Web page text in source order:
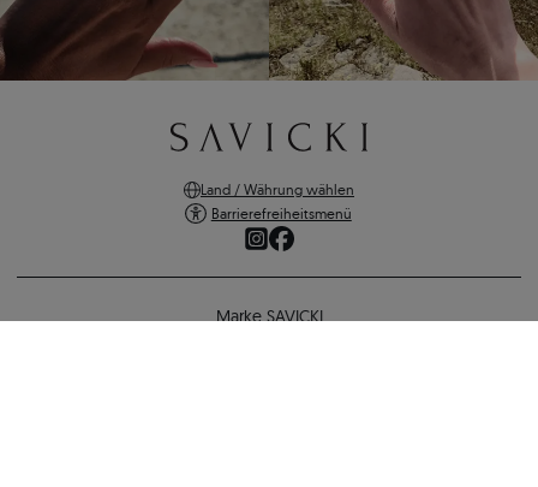
Land / Währung wählen
Barrierefreiheitsmenü
Marke SAVICKI